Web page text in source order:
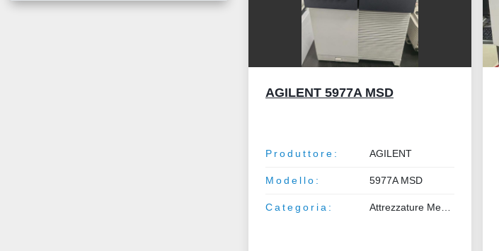
AGILENT 5977A MSD
Produttore: AGILENT
Modello: 5977A MSD
Categoria: